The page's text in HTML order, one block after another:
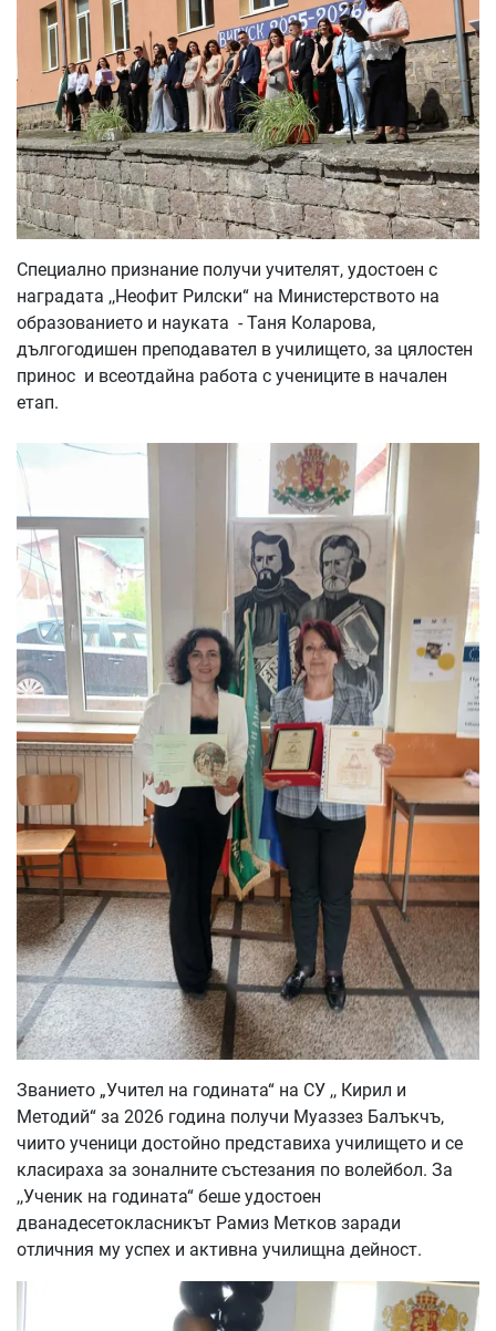
Специално признание получи учителят, удостоен с
наградата ,,Неофит Рилски“ на Министерството на
образованието и науката - Таня Коларова,
дългогодишен преподавател в училището, за цялостен
принос и всеотдайна работа с учениците в начален
етап.
Званието „Учител на годината“ на СУ ,, Кирил и
Методий“ за 2026 година получи Муаззез Балъкчъ,
чиито ученици достойно представиха училището и се
класираха за зоналните състезания по волейбол. За
,,Ученик на годината“ беше удостоен
дванадесетокласникът Рамиз Метков заради
отличния му успех и активна училищна дейност.